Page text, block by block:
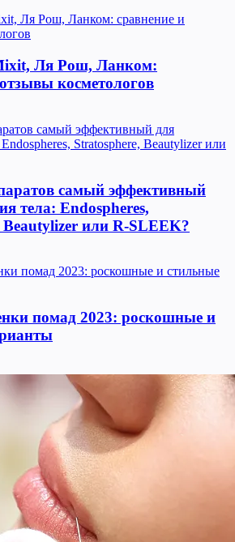
Ля Рош, Ланком:
косметологов
самый эффективный
тела: Endospheres,
Beautylizer или R-SLEEK?
помад 2023: роскошные и